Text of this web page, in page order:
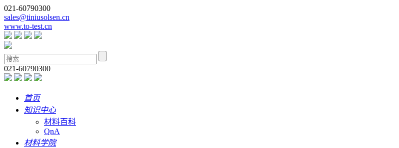
021-60790300
sales@tiniusolsen.cn
www.to-test.cn
021-60790300
首页
知识中心
材料百科
QnA
材料学院